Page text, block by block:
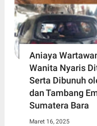
Aniaya
Wanita Nyaris
Serta Dibunuh
dan Tambang
Sumatera Bara
Maret 16, 2025